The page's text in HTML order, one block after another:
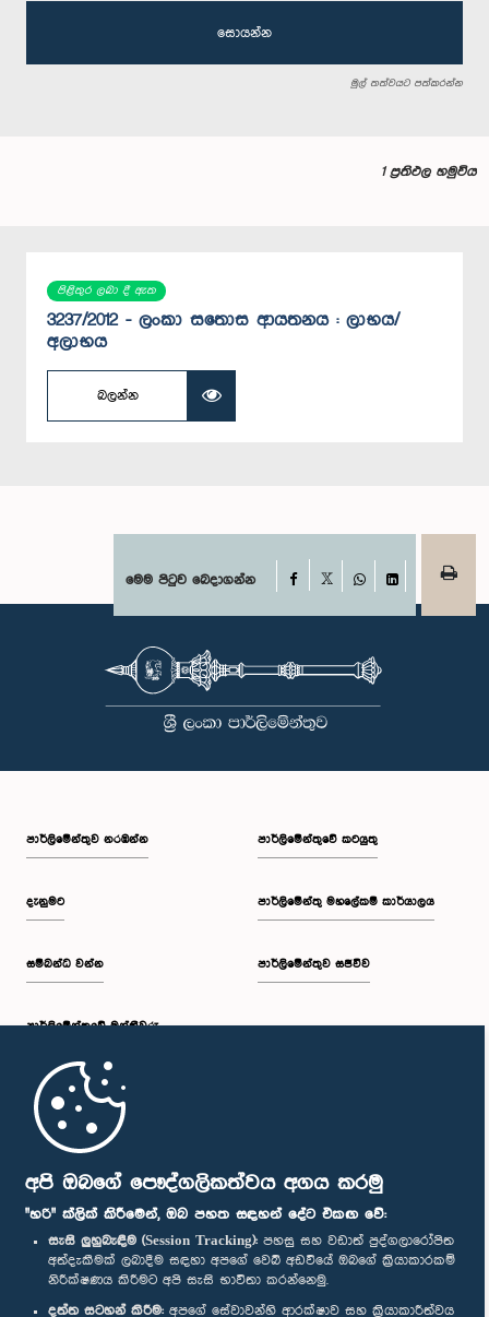
අපි ඔබගේ පෞද්ගලිකත්වය අගය කරමු
"හරි" ක්ලික් කිරීමෙන්, ඔබ පහත සඳහන් දේට එකඟ වේ:
සැසි ලුහුබැඳීම (Session Tracking): පහසු සහ වඩාත් පුද්ගලාරෝපිත
අත්දැකීමක් ලබාදීම සඳහා අපගේ වෙබ් අඩවියේ ඔබගේ ක්‍රියාකාරකම්
නිරීක්ෂණය කිරීමට අපි සැසි භාවිතා කරන්නෙමු.
දත්ත සටහන් කිරීම: අපගේ සේවාවන්හි ආරක්ෂාව සහ ක්‍රියාකාරීත්වය
සොයන්න
මුල් තත්වයට පත්කරන්න
1 ප්‍රතිඵල හමුවිය
පිළිතුර ලබා දී ඇත
3237/2012 - ලංකා සතොස ආයතනය : ලාභය/
අලාභය
බලන්න
මෙම පිටුව බෙදාගන්න Facebook
WhatsAppLinkedIn
පාර්ලි‌මේන්තුව නරඹන්න
දැනුමට
සම්බන්ධ වන්න
පාර්ලි‌මේන්තුවේ මන්ත්‍රීවරු
මුල් පිටුව
පාර්ලිමේන්තුවේ කටයුතු
පාර්ලිමේන්තු මහලේකම් කාර්යාලය
පාර්ලිමේන්තුව සජීවීව
පාර්ලිමේන්තු ජංගම යෙදුම
අප හා සම්බන්ධ වී සිටින්න :